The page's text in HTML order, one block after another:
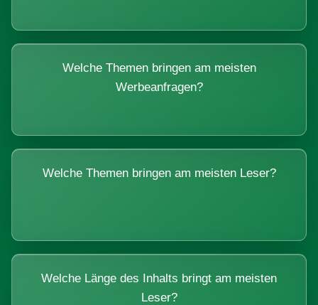
Welche Themen bringen am meisten
Werbeanfragen?
Welche Themen bringen am meisten Leser?
Welche Länge des Inhalts bringt am meisten
Leser?